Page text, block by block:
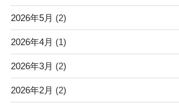
2026年5月 (2)
2026年4月 (1)
2026年3月 (2)
2026年2月 (2)